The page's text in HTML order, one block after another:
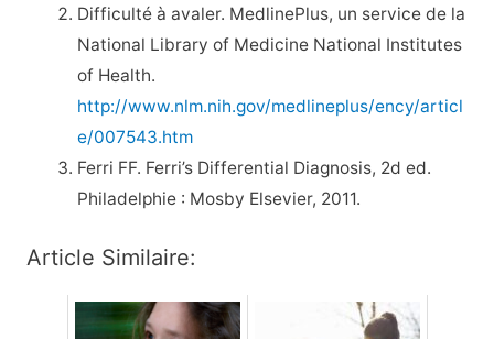
Difficulté à avaler. MedlinePlus, un service de la
National Library of Medicine National Institutes
of Health.
http://www.nlm.nih.gov/medlineplus/ency/articl
e/007543.htm
Ferri FF. Ferri’s Differential Diagnosis, 2d ed.
Philadelphie : Mosby Elsevier, 2011.
Article Similaire: